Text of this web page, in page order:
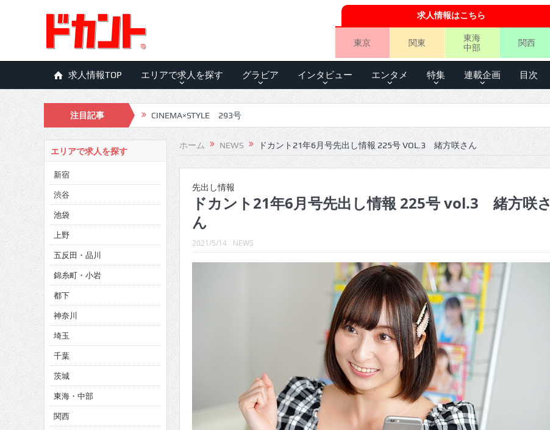
求人情報はこちら
東京 関東
東海
中部
関西
求人情報TOP エリアで求人を探す グラビア インタビュー エンタメ 特集 連載企画 目次
注目記事 CINEMA×STYLE 293号
CINEMA×STYLE 292号
CINEMA×STYLE 291号
CINEMA×STYLE 290号
CINEMA×STYLE 289号
CINEMA×STYLE 288号
CINEMA×STYLE 286号
CINEMA×STYLE 285号
CINEMA×STYLE 294号
ホーム NEWS ドカント21年6月号先出し情報 225号 VOL.3 緒方咲さん
先出し情報
ドカント21年6月号先出し情報 225号 vol.3 緒方咲さ
ん
2021/5/14 NEWS
エリアで求人を探す
新宿
渋谷
池袋
上野
五反田・品川
錦糸町・小岩
都下
神奈川
埼玉
千葉
茨城
東海・中部
関西